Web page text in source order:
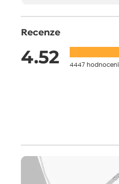
Recenze
4.52 4447 hodnocení